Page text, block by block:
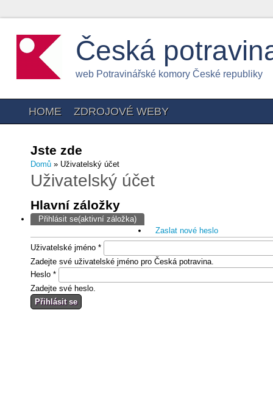
Česká
web Potravinářské komory České republiky
HOME ZDROJOVÉ WEBY
Jste zde
Domů » Uživatelský účet
Uživatelský účet
Hlavní záložky
Přihlásit se(aktivní záložka)
Zaslat nové heslo
Uživatelské jméno *
Zadejte své uživatelské jméno pro Česká potravina.
Heslo *
Zadejte své heslo.